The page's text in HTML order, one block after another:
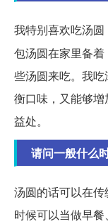
我特别喜欢吃汤圆
包汤圆在家里备
些汤圆来吃。我
衡口味，又能够
益处。
请问一般什么
汤圆的话可以在
时候可以当做早